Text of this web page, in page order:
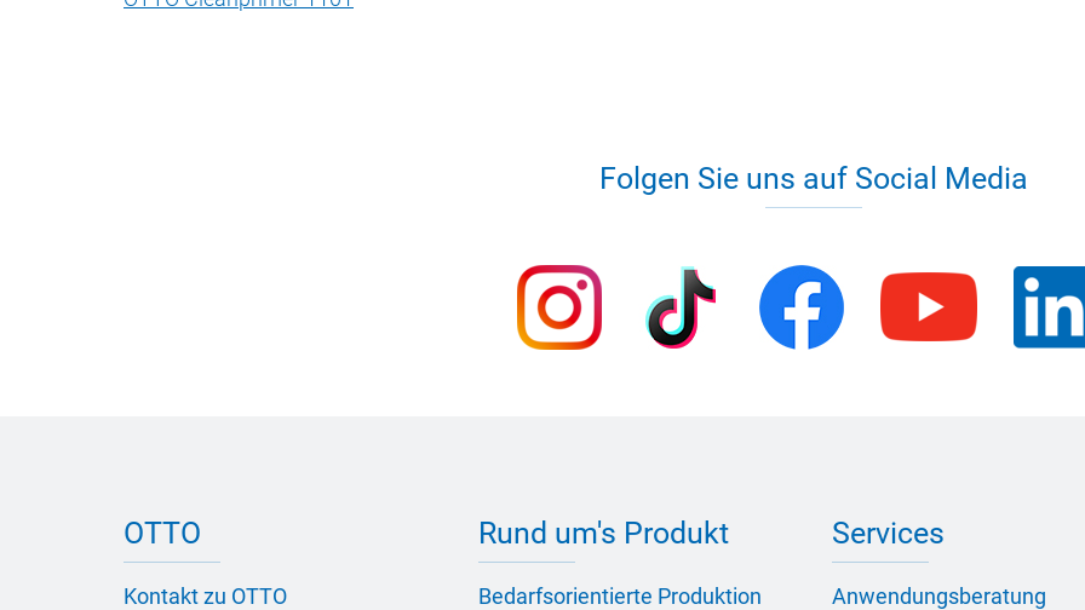
Folgen Sie uns auf Social Media
OTTO
Kontakt zu OTTO
Rund um's Produkt
Bedarfsorientierte Produktion
Services
Anwendungsberatung